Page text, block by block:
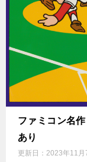
ファミコン名
あり
更新日： 2023年11月